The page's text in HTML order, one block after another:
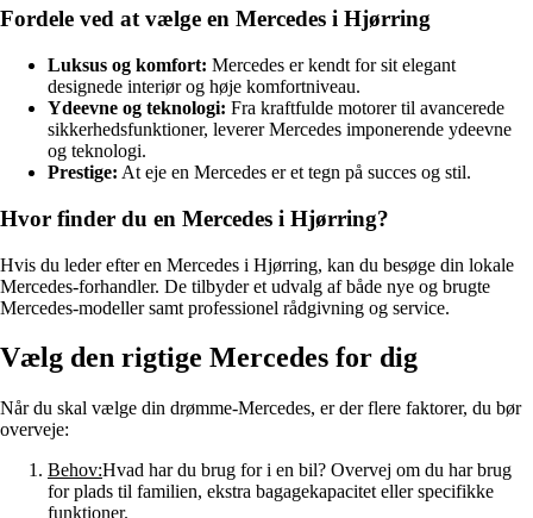
Fordele ved at vælge en Mercedes i Hjørring
Luksus og komfort: Mercedes er kendt for sit elegant
designede interiør og høje komfortniveau.
Ydeevne og teknologi: Fra kraftfulde motorer til avancerede
sikkerhedsfunktioner, leverer Mercedes imponerende ydeevne
og teknologi.
Prestige: At eje en Mercedes er et tegn på succes og stil.
Hvor finder du en Mercedes i Hjørring?
Hvis du leder efter en Mercedes i Hjørring, kan du besøge din lokale
Mercedes-forhandler. De tilbyder et udvalg af både nye og brugte
Mercedes-modeller samt professionel rådgivning og service.
Vælg den rigtige Mercedes for dig
Når du skal vælge din drømme-Mercedes, er der flere faktorer, du bør
overveje:
Behov:Hvad har du brug for i en bil? Overvej om du har brug
for plads til familien, ekstra bagagekapacitet eller specifikke
funktioner.